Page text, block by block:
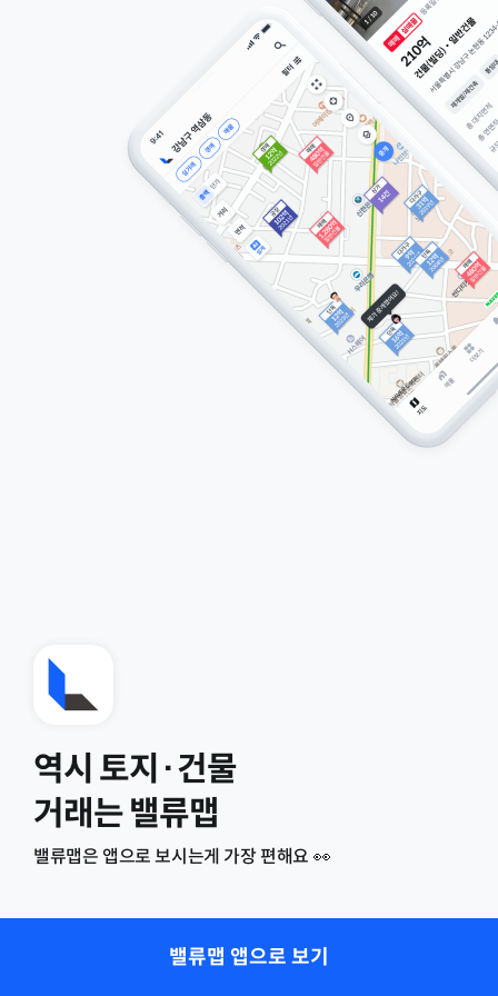
역시 토지·건물
거래는 밸류맵
밸류맵은 앱으로 보시는게 가장 편해요 👀
밸류맵 앱으로 보기